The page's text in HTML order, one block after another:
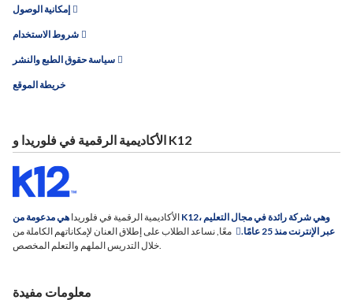
إمكانية الوصول
شروط الاستخدام
سياسة حقوق الطبع والنشر
خريطة الموقع
الأكاديمية الرقمية في فلوريدا و K12
الأكاديمية الرقمية في فلوريدا هي مدعومة من K12، وهي شركة رائدة في مجال التعليم
عبر الإنترنت منذ 25 عامًا.
معًا, نساعد الطلاب على إطلاق العنان لإمكاناتهم الكاملة من
خلال التدريس الملهم والتعلم المخصص.
معلومات مفيدة